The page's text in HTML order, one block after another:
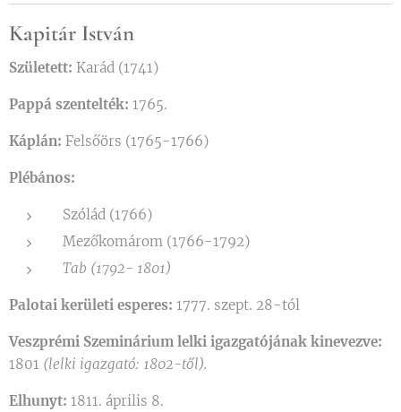
Kapitár István
Született: Karád (1741)
Pappá szentelték: 1765.
Káplán: Felsőörs (1765-1766)
Plébános:
Szólád (1766)
Mezőkomárom (1766-1792)
Tab (1792- 1801)
Palotai kerületi esperes: 1777. szept. 28-tól
Veszprémi Szeminárium lelki igazgatójának kinevezve:
1801 (lelki igazgató: 1802-től).
Elhunyt: 1811. április 8.